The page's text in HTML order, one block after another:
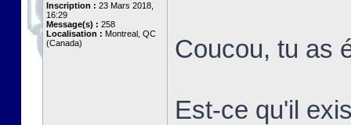
Inscription : 23 Mars 2018,
16:29
Message(s) : 258
Localisation : Montreal, QC
(Canada)
Coucou, tu as
Est-ce qu'il